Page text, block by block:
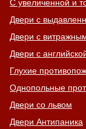
С увеличенной и
Двери с
Двери с
Двери с
Глухие
Однопольные
Двери со львом
Двери Антипаника